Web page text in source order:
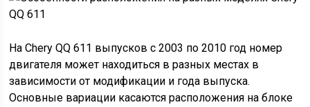
На Chery QQ 611 выпусков с 2003 по 2010 год номер
двигателя может находиться в разных местах в
зависимости от модификации и года выпуска.
Основные вариации касаются расположения на блоке